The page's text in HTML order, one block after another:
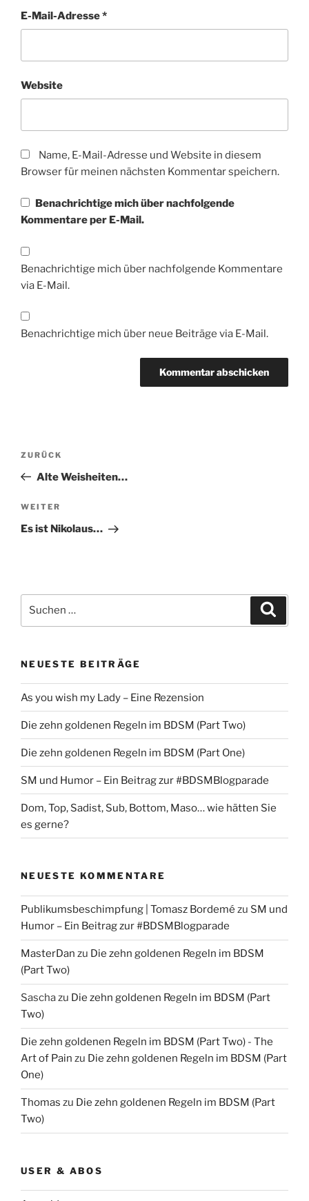
E-Mail-Adresse*
Website
Name, E-Mail-Adresse und Website in diesem
Browser für meinen nächsten Kommentar speichern.
Benachrichtige mich über nachfolgende
Kommentare per E-Mail.
Benachrichtige mich über nachfolgende Kommentare
via E-Mail.
Benachrichtige mich über neue Beiträge via E-Mail.
Beitragsnavigation
Vorheriger
Beitrag
ZURÜCK
Alte Weisheiten…
Nächster
Beitrag
WEITER
Es ist Nikolaus…
nach:
NEUESTE BEITRÄGE
As you wish my Lady – Eine Rezension
Die zehn goldenen Regeln im BDSM (Part Two)
Die zehn goldenen Regeln im BDSM (Part One)
SM und Humor – Ein Beitrag zur #BDSMBlogparade
Dom, Top, Sadist, Sub, Bottom, Maso… wie hätten Sie
es gerne?
NEUESTE KOMMENTARE
Publikumsbeschimpfung | Tomasz Bordemé zu SM und
Humor – Ein Beitrag zur #BDSMBlogparade
MasterDan zu Die zehn goldenen Regeln im BDSM
(Part Two)
Saschazu Die zehn goldenen Regeln im BDSM (Part
Two)
Die zehn goldenen Regeln im BDSM (Part Two) - The
Art of Pain zu Die zehn goldenen Regeln im BDSM (Part
One)
Thomas zu Die zehn goldenen Regeln im BDSM (Part
Two)
USER & ABOS